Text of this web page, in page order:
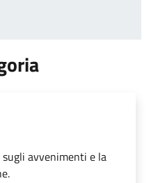
avvenimenti e la